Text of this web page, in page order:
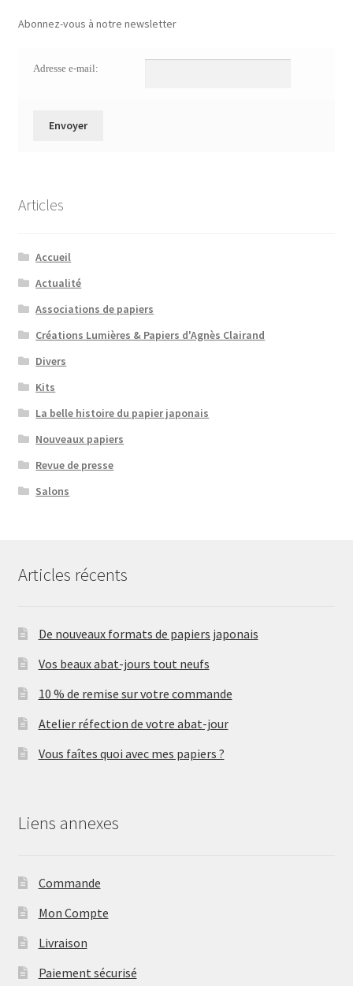
Abonnez-vous à notre newsletter
Adresse e-mail:
Articles
Accueil
Actualité
Associations de papiers
Créations Lumières & Papiers d'Agnès Clairand
Divers
Kits
La belle histoire du papier japonais
Nouveaux papiers
Revue de presse
Salons
Articles récents
De nouveaux formats de papiers japonais
Vos beaux abat-jours tout neufs
10 % de remise sur votre commande
Atelier réfection de votre abat-jour
Vous faîtes quoi avec mes papiers ?
Liens annexes
Commande
Mon Compte
Livraison
Paiement sécurisé